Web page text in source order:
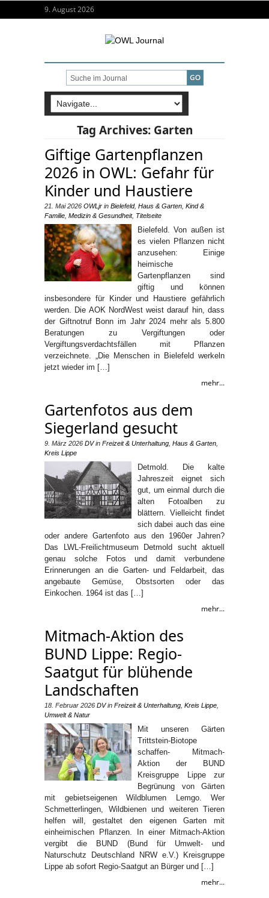
9. August 2026
Tag Archives: Garten
Giftige Gartenpflanzen
2026 in OWL: Gefahr für
Kinder und Haustiere
21. Mai 2026 OWLjr in Bielefeld, Haus & Garten Kind &
Familie Medizin & Gesundheit, Titelseite
Bielefeld. Von außen ist
es vielen Pflanzen nicht
anzusehen: Einige
heimische
Gartenpflanzen sind
giftig und können
insbesondere für Kinder und Haustiere gefährlich
werden. Die AOK NordWest weist darauf hin, dass
der Giftnotruf Bonn im Jahr 2024 mehr als 5.800
Beratungen zu Vergiftungen oder
Vergiftungsverdachtsfällen mit Pflanzen
verzeichnete. „Die Menschen in Bielefeld werkeln
jetzt wieder im […]
mehr...
Gartenfotos aus dem
Siegerland gesucht
9. März 2026 DVin Freizeit & Unterhaltung Haus & Garten
Kreis Lippe
Detmold. Die kalte
Jahreszeit eignet sich
gut, um einmal durch die
alten Fotoalben zu
blättern. Vielleicht findet
sich dabei auch das eine
oder andere Gartenfoto aus den 1960er Jahren?
Das LWL-Freilichtmuseum Detmold sucht aktuell
genau solche Fotos und damit verbundene
Erinnerungen an die Garten- und Feldarbeit, das
angebaute Gemüse, Obstsorten oder das
Einkochen. 1964 ist das […]
mehr...
Mitmach-Aktion des
BUND Lippe: Regio-
Saatgut für blühende
Landschaften
18. Februar 2026 DVin Freizeit & Unterhaltung Kreis Lippe
Umwelt & Natur
Mit unseren Gärten
Trittstein-Biotope
schaffen- Mitmach-
Aktion der BUND
Kreisgruppe Lippe zur
Begrünung von Gärten
mit gebietseigenen Wildblumen Lemgo. Wer
Schmetterlingen, Wildbienen und weiteren Tieren
helfen will, gestaltet den eigenen Garten mit
einheimischen Pflanzen. In einer Mitmach-Aktion
vergibt die BUND (Bund für Umwelt- und
Naturschutz Deutschland NRW e.V.) Kreisgruppe
Lippe ab sofort Regio-Saatgut an Bürger und […]
mehr...